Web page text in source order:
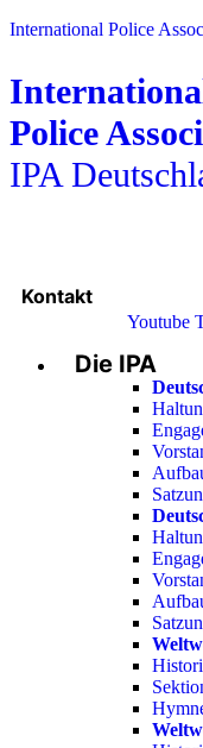
International Police
Police
IPA
Kontakt
Youtube
Die IPA